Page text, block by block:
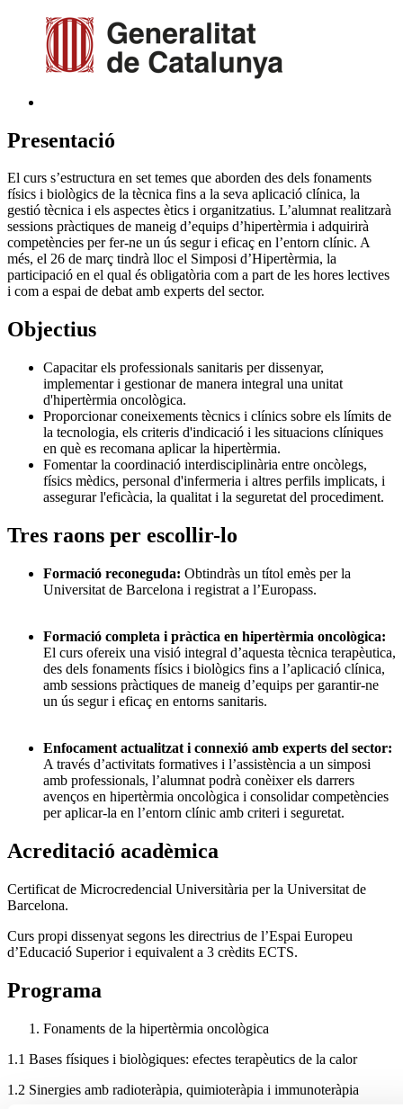
Presentació
El curs s’estructura en set temes que aborden des dels fonaments
físics i biològics de la tècnica fins a la seva aplicació clínica, la
gestió tècnica i els aspectes ètics i organitzatius. L’alumnat realitzarà
sessions pràctiques de maneig d’equips d’hipertèrmia i adquirirà
competències per fer-ne un ús segur i eficaç en l’entorn clínic. A
més, el 26 de març tindrà lloc el Simposi d’Hipertèrmia, la
participació en el qual és obligatòria com a part de les hores lectives
i com a espai de debat amb experts del sector.
Objectius
Capacitar els professionals sanitaris per dissenyar,
implementar i gestionar de manera integral una unitat
d'hipertèrmia oncològica.
Proporcionar coneixements tècnics i clínics sobre els límits de
la tecnologia, els criteris d'indicació i les situacions clíniques
en què es recomana aplicar la hipertèrmia.
Fomentar la coordinació interdisciplinària entre oncòlegs,
físics mèdics, personal d'infermeria i altres perfils implicats, i
assegurar l'eficàcia, la qualitat i la seguretat del procediment.
Tres raons per escollir-lo
Formació reconeguda: Obtindràs un títol emès per la
Universitat de Barcelona i registrat a l’Europass.
Formació completa i pràctica en hipertèrmia oncològica:
El curs ofereix una visió integral d’aquesta tècnica terapèutica,
des dels fonaments físics i biològics fins a l’aplicació clínica,
amb sessions pràctiques de maneig d’equips per garantir-ne
un ús segur i eficaç en entorns sanitaris.
Enfocament actualitzat i connexió amb experts del sector:
A través d’activitats formatives i l’assistència a un simposi
amb professionals, l’alumnat podrà conèixer els darrers
avenços en hipertèrmia oncològica i consolidar competències
per aplicar-la en l’entorn clínic amb criteri i seguretat.
Acreditació acadèmica
Certificat de Microcredencial Universitària per la Universitat de
Barcelona.
Curs propi dissenyat segons les directrius de l’Espai Europeu
d’Educació Superior i equivalent a 3 crèdits ECTS.
Programa
Fonaments de la hipertèrmia oncològica
1.1 Bases físiques i biològiques: efectes terapèutics de la calor
1.2 Sinergies amb radioteràpia, quimioteràpia i immunoteràpia